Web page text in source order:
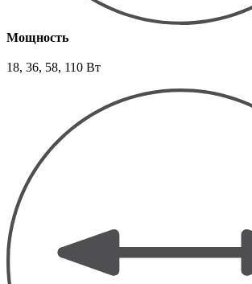
Мощность
18, 36, 58, 110 Вт